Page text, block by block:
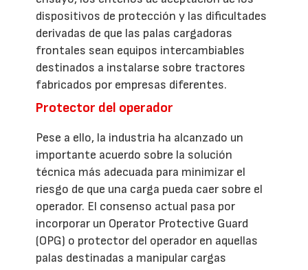
dispositivos de protección y las dificultades
derivadas de que las palas cargadoras
frontales sean equipos intercambiables
destinados a instalarse sobre tractores
fabricados por empresas diferentes.
Protector del operador
Pese a ello, la industria ha alcanzado un
importante acuerdo sobre la solución
técnica más adecuada para minimizar el
riesgo de que una carga pueda caer sobre el
operador. El consenso actual pasa por
incorporar un Operator Protective Guard
(OPG) o protector del operador en aquellas
palas destinadas a manipular cargas